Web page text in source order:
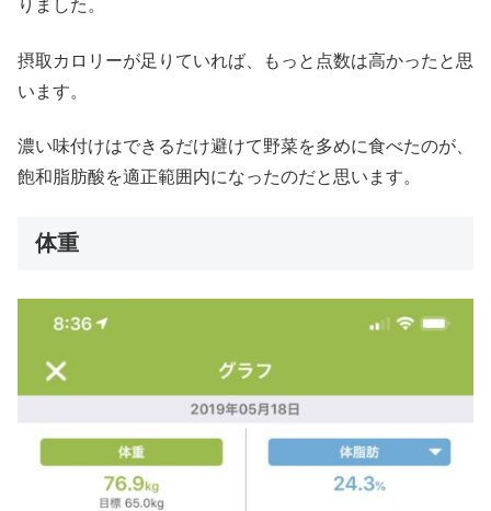
りました。
摂取カロリーが足りていれば、もっと点数は高かったと思
います。
濃い味付けはできるだけ避けて野菜を多めに食べたのが、
飽和脂肪酸を適正範囲内になったのだと思います。
体重